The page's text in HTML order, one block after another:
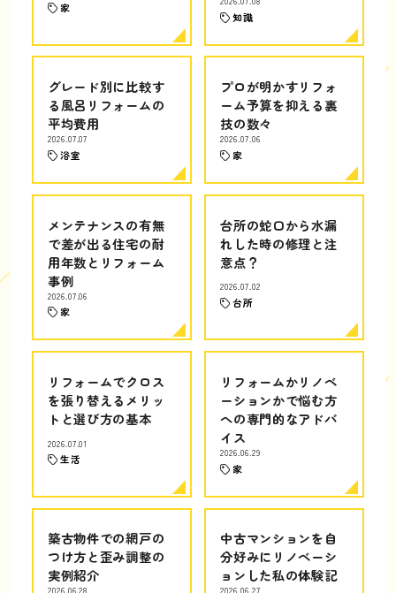
家
知識
グレード別に比較す
る風呂リフォームの
平均費用
2026.07.07
浴室
プロが明かすリフォ
ーム予算を抑える裏
技の数々
2026.07.06
家
メンテナンスの有無
で差が出る住宅の耐
用年数とリフォーム
事例
2026.07.06
家
台所の蛇口から水漏
れした時の修理と注
意点？
2026.07.02
台所
リフォームでクロス
を張り替えるメリッ
トと選び方の基本
2026.07.01
生活
リフォームかリノベ
ーションかで悩む方
への専門的なアドバ
イス
2026.06.29
家
築古物件での網戸の
つけ方と歪み調整の
実例紹介
中古マンションを自
分好みにリノベーシ
ョンした私の体験記